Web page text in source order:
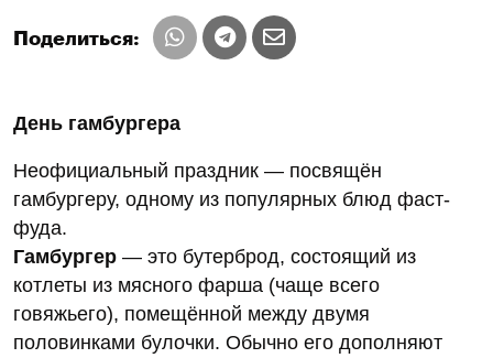
Поделиться:
День гамбургера
Неофициальный праздник — посвящён
гамбургеру, одному из популярных блюд фаст-
фуда.
Гамбургер — это бутерброд, состоящий из
котлеты из мясного фарша (чаще всего
говяжьего), помещённой между двумя
половинками булочки. Обычно его дополняют